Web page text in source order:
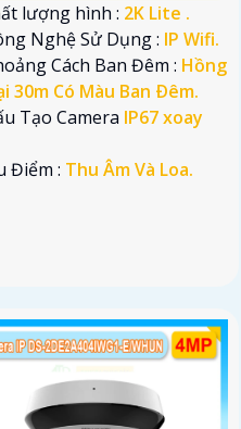
lượng hình : 2K Lite .
Nghệ Sử Dụng : IP Wifi.
Cách Ban Đêm : Hồng
30m Có Màu Ban Ðêm.
Tạo Camera IP67 xoay
Điểm : Thu Âm Và Loa.